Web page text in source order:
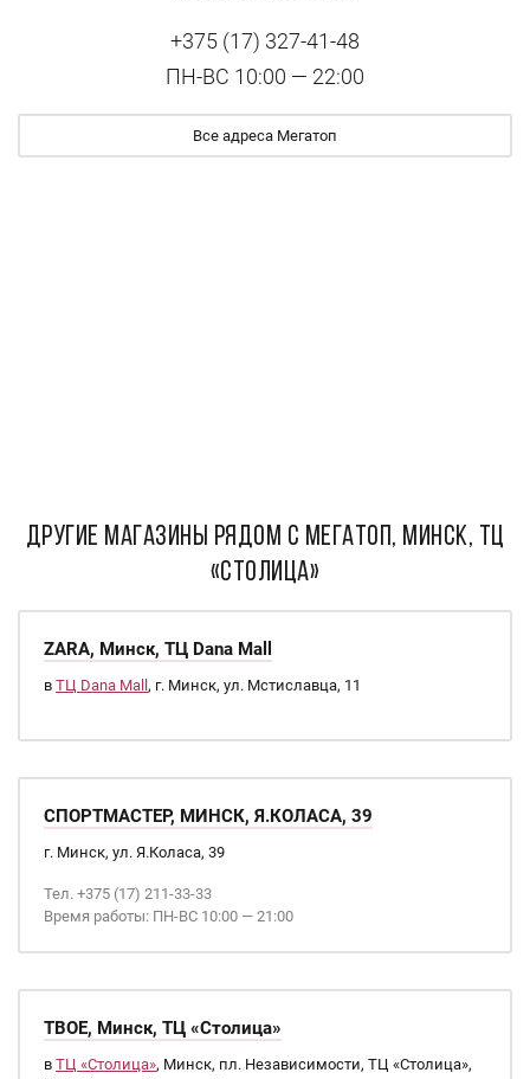
+375 (17) 327-41-48
ПН-ВС 10:00 — 22:00
Все адреса Мегатоп
ДРУГИЕ МАГАЗИНЫ РЯДОМ С Мегатоп, Минск, ТЦ
«Столица»
ZARA, Минск, ТЦ Dana Mall
в ТЦ Dana Mall , г. Минск, ул. Мстиславца, 11
СПОРТМАСТЕР, МИНСК, Я.КОЛАСА, 39
г. Минск, ул. Я.Коласа, 39
Тел. +375 (17) 211-33-33
Время работы: ПН-ВС 10:00 — 21:00
ТВОЕ, Минск, ТЦ «Столица»
в ТЦ «Столица», Минск, пл. Независимости, ТЦ «Столица»,